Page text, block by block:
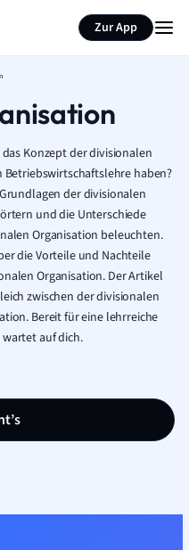
Zur App
Konzept der divisionalen
haben?
der divisionalen
und die Unterschiede
Organisation beleuchten.
die Vorteile und Nachteile
Organisation. Der Artikel
zwischen der divisionalen
Bereit für eine lehrreiche
auf dich.